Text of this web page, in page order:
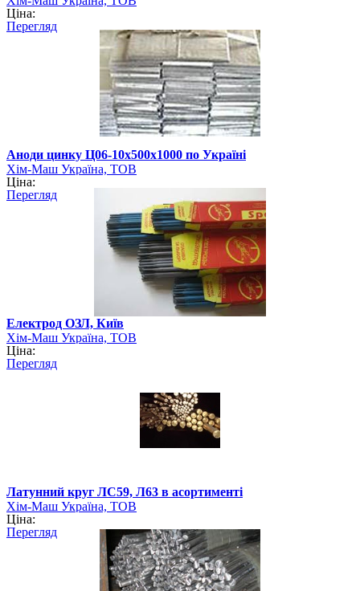
Ціна:
Перегляд
Аноди цинку Ц06-10х500х1000 по Україні
Хім-Маш Україна, ТОВ
Ціна:
Перегляд
Електрод ОЗЛ, Київ
Хім-Маш Україна, ТОВ
Ціна:
Перегляд
Латунний круг ЛС59, Л63 в асортименті
Хім-Маш Україна, ТОВ
Ціна:
Перегляд